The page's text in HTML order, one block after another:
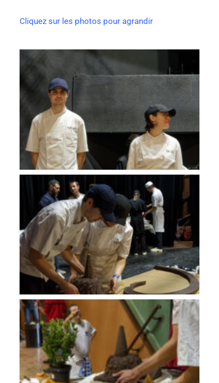
Cliquez sur les photos pour agrandir